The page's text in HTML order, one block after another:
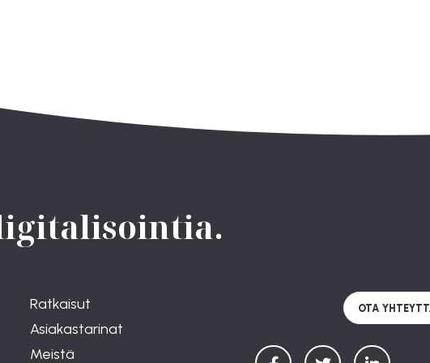
Ratkaisut
Asiakastarinat
Meistä
OTA